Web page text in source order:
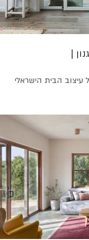
|
הבית הישראלי